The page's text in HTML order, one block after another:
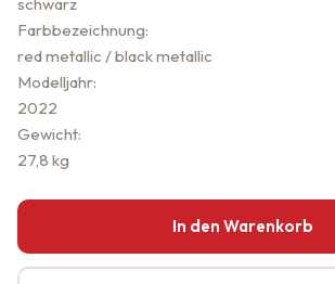
Farbbezeichnung:
red metallic / black metallic
Modelljahr:
2022
Gewicht:
27,8 kg
In den Warenkorb